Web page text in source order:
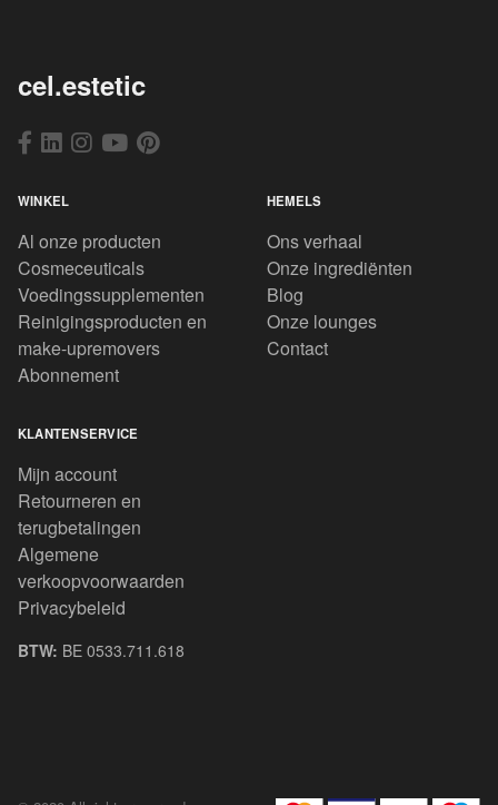
cel.estetic
WINKEL
Al onze producten
Cosmeceuticals
Voedingssupplementen
Reinigingsproducten en
make-upremovers
Abonnement
HEMELS
Ons verhaal
Onze ingrediënten
Blog
Onze lounges
Contact
KLANTENSERVICE
Mijn account
Retourneren en
terugbetalingen
Algemene
verkoopvoorwaarden
Privacybeleid
BTW: BE 0533.711.618